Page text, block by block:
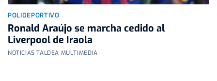
POLIDEPORTIVO
Ronald Araújo se marcha cedido al
Liverpool de Iraola
NOTICIAS TALDEA MULTIMEDIA